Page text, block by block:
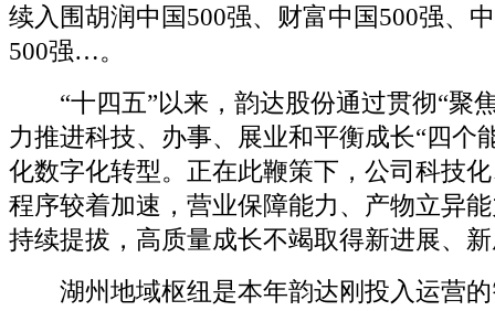
续入围胡润中国500强、财富中国500强、
500强…。
“十四五”以来，韵达股份通过贯彻“聚
力推进科技、办事、展业和平衡成长“四个
化数字化转型。正在此鞭策下，公司科技
程序较着加速，营业保障能力、产物立异
持续提拔，高质量成长不竭取得新进展、
湖州地域枢纽是本年韵达刚投入运营的